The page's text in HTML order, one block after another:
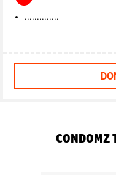
..............
CONDOMZ